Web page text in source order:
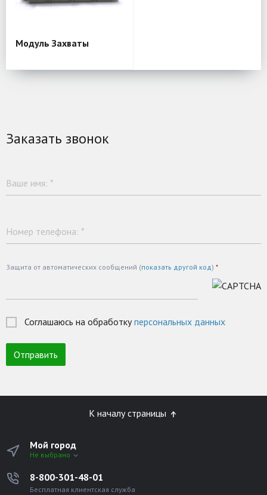
Модуль Захваты
Заказать звонок
Ваше имя: *
Номер телефона: *
Защита от автоматических сообщений (показать другой код) *
Соглашаюсь на обработкуперсональных данных
К началу страницы
Мой город
Не выбрано
8-800-301-48-01
Бесплатная клиентская служба